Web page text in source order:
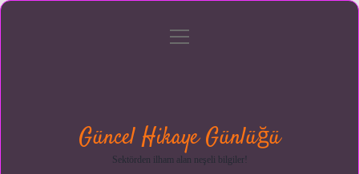
menüyü
Güncel Hikaye Günlüğü
Sektörden ilham alan neşeli bilgiler!